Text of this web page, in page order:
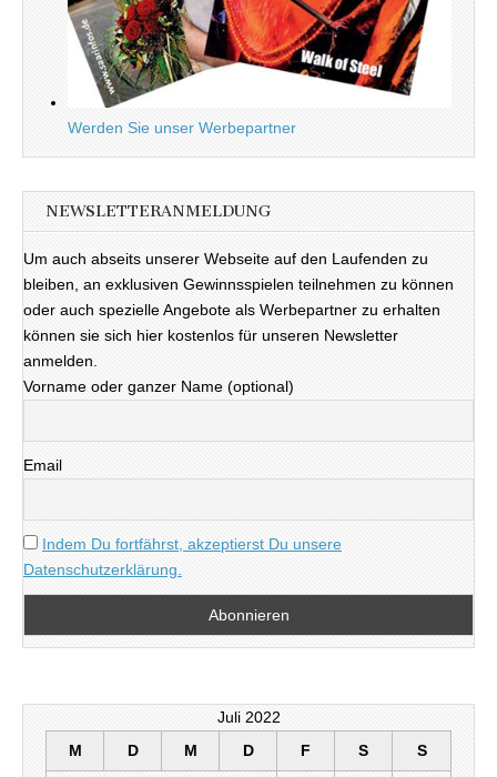
Werden Sie unser Werbepartner
NEWSLETTERANMELDUNG
Um auch abseits unserer Webseite auf den Laufenden zu
bleiben, an exklusiven Gewinnsspielen teilnehmen zu können
oder auch spezielle Angebote als Werbepartner zu erhalten
können sie sich hier kostenlos für unseren Newsletter
anmelden.
Vorname oder ganzer Name (optional)
Email
Indem Du fortfährst, akzeptierst Du unsere
Datenschutzerklärung.
Juli 2022
M
D M D F S S